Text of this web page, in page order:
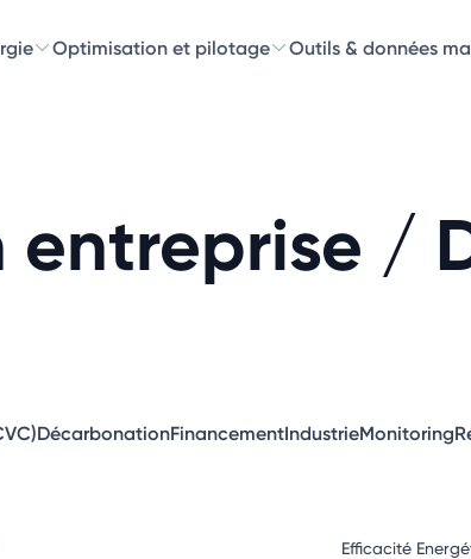
Optimisation et pilotage Outils & données
/
DécarbonationFinancementIndustrieMonitoring
Efficacité